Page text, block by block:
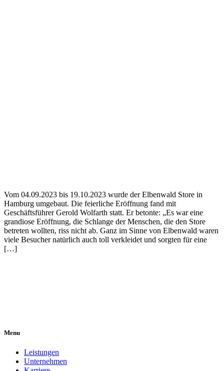
Vom 04.09.2023 bis 19.10.2023 wurde der Elbenwald Store in
Hamburg umgebaut. Die feierliche Eröffnung fand mit
Geschäftsführer Gerold Wolfarth statt. Er betonte: „Es war eine
grandiose Eröffnung, die Schlange der Menschen, die den Store
betreten wollten, riss nicht ab. Ganz im Sinne von Elbenwald waren
viele Besucher natürlich auch toll verkleidet und sorgten für eine
[…]
Menu
Leistungen
Unternehmen